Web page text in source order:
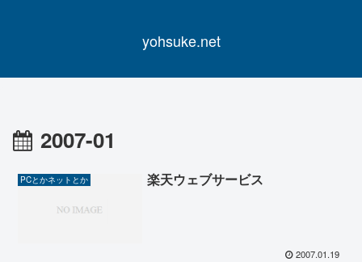
yohsuke.net
2007-01
PCとかネットとか 楽天ウェブサービス
2007.01.19